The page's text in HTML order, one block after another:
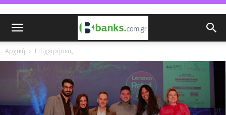
Αρχική Επιχειρήσεις